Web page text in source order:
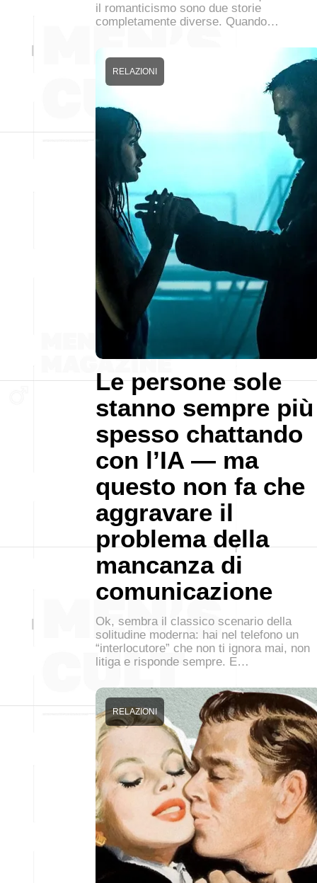
il romanticismo sono due storie
completamente diverse. Quando…
Le persone sole
stanno sempre più
spesso chattando
con l’IA — ma
questo non fa che
aggravare il
problema della
mancanza di
comunicazione
RELAZIONI
Ok, sembra il classico scenario della
solitudine moderna: hai nel telefono un
“interlocutore” che non ti ignora mai, non
litiga e risponde sempre. E…
RELAZIONI